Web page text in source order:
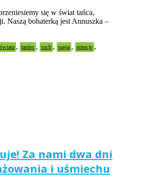
się w świat tańca,
Naszą bohaterką jest Annuszka –
, taniec , ruch , pasja , emocje ,
Za nami dwa dni
i uśmiechu